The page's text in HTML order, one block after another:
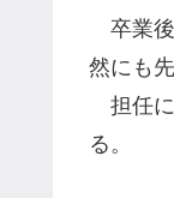
卒業
然にも
担任に
る。